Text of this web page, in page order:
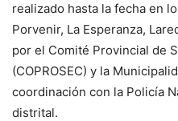
realizado hasta la fecha en
Porvenir, La Esperanza,
por el Comité Provincial de
(COPROSEC) y la
coordinación con la Policía
distrital.